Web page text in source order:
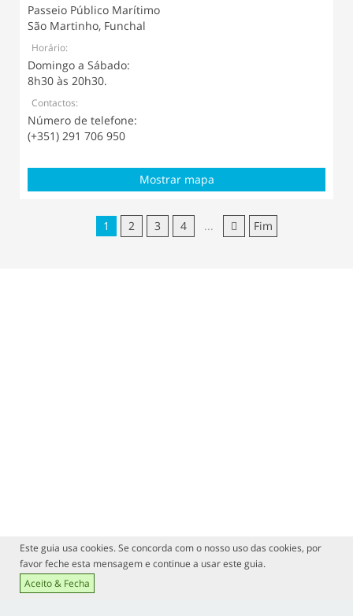
Passeio Público Marítimo
São Martinho, Funchal
Horário:
Domingo a Sábado:
8h30 às 20h30.
Contactos:
Número de telefone:
(+351) 291 706 950
Mostrar mapa
1 2 3 4 ... Fim
Este guia usa cookies. Se concorda com o nosso uso das cookies, por
favor feche esta mensagem e continue a usar este guia.
Aceito & Fecha